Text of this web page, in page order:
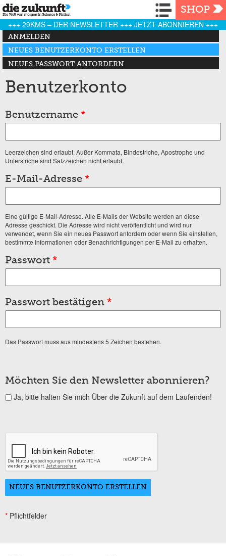
Navigation
SHOP
+++ 29KMS – DER NEWSLETTER +++ JETZT ABONNIEREN +++
Haupt-Reiter
ANMELDEN
NEUES BENUTZERKONTO ERSTELLEN
(AKTIVER REITER)
NEUES PASSWORT ANFORDERN
Benutzerkonto
Benutzername *
Leerzeichen sind erlaubt. Außer Kommata, Bindestriche, Apostrophe und
Unterstriche sind Satzzeichen nicht erlaubt.
E-Mail-Adresse *
Eine gültige E-Mail-Adresse. Alle E-Mails der Website werden an diese
Adresse geschickt. Die Adresse wird nicht veröffentlicht und wird nur
verwendet, wenn Sie ein neues Passwort anfordern oder wenn Sie einstellen,
bestimmte Informationen oder Benachrichtigungen per E-Mail zu erhalten.
Passwort *
Passwort bestätigen *
Das Passwort muss aus mindestens 5 Zeichen bestehen.
Möchten Sie den Newsletter abonnieren?
Ja, bitte halten Sie mich Über die Zukunft auf dem Laufenden!
* Pflichtfelder